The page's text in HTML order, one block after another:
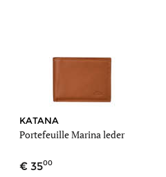
KATANA
Portefeuille Marina leder
3500